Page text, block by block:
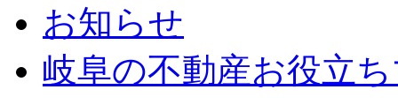
お知らせ
岐阜の不動産お役立